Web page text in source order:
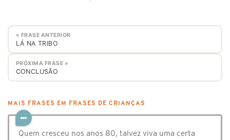
« FRASE ANTERIOR
LÁ NA TRIBO
PRÓXIMA FRASE »
CONCLUSÃO
MAIS FRASES EM FRASES DE CRIANÇAS
Quem cresceu nos anos 80, talvez viva uma certa